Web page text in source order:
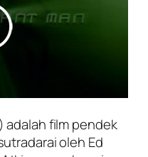
adalah film pendek
oleh Ed